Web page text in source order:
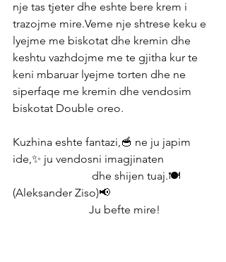
nje tas tjeter dhe eshte bere krem i
trazojme mire.Veme nje shtrese keku e
lyejme me biskotat dhe kremin dhe
keshtu vazhdojme me te gjitha kur te
keni mbaruar lyejme torten dhe ne
siperfaqe me kremin dhe vendosim
biskotat Double oreo.
Kuzhina eshte fantazi,🥣 ne ju japim
ide,✨ ju vendosni imagjinaten
(Aleksander Ziso)📢
                           Ju befte mire!